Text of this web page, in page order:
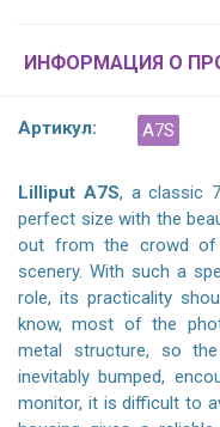
ИНФОРМАЦИЯ О
Артикул: A7S
Lilliput A7S, a classic
perfect size with the
out from the crowd of
scenery. With such a
role, its practicality
know, most of the
metal structure, so
inevitably bumped,
monitor, it is difficult to